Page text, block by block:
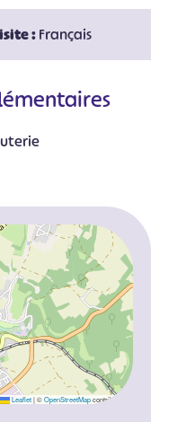
:Français
Leaflet |©OpenStreetMapcontributors